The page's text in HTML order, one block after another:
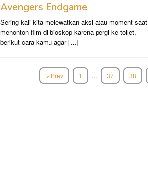
Avengers Endgame
Sering kali kita melewatkan aksi atau moment saat
menonton film di bioskop karena pergi ke toilet,
berikut cara kamu agar […]
Prev 1 … 37 38